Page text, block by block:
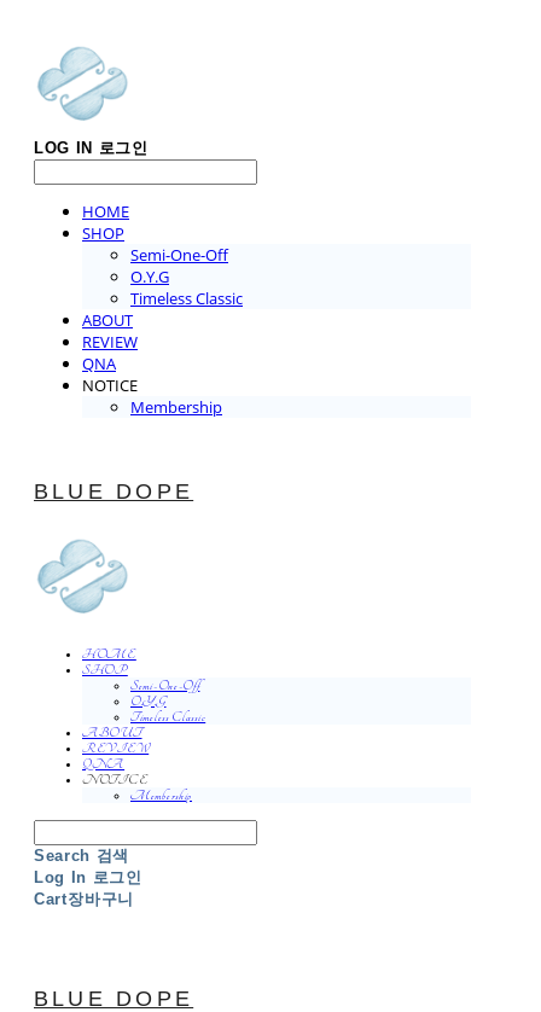
LOG IN 로그인
HOME
SHOP
Semi-One-Off
O.Y.G
Timeless Classic
ABOUT
REVIEW
QNA
NOTICE
Membership
BLUE DOPE
HOME
SHOP
Semi-One-Off
O.Y.G
Timeless Classic
ABOUT
REVIEW
QNA
NOTICE
Membership
Search 검색
Log In 로그인
Cart장바구니
BLUE DOPE